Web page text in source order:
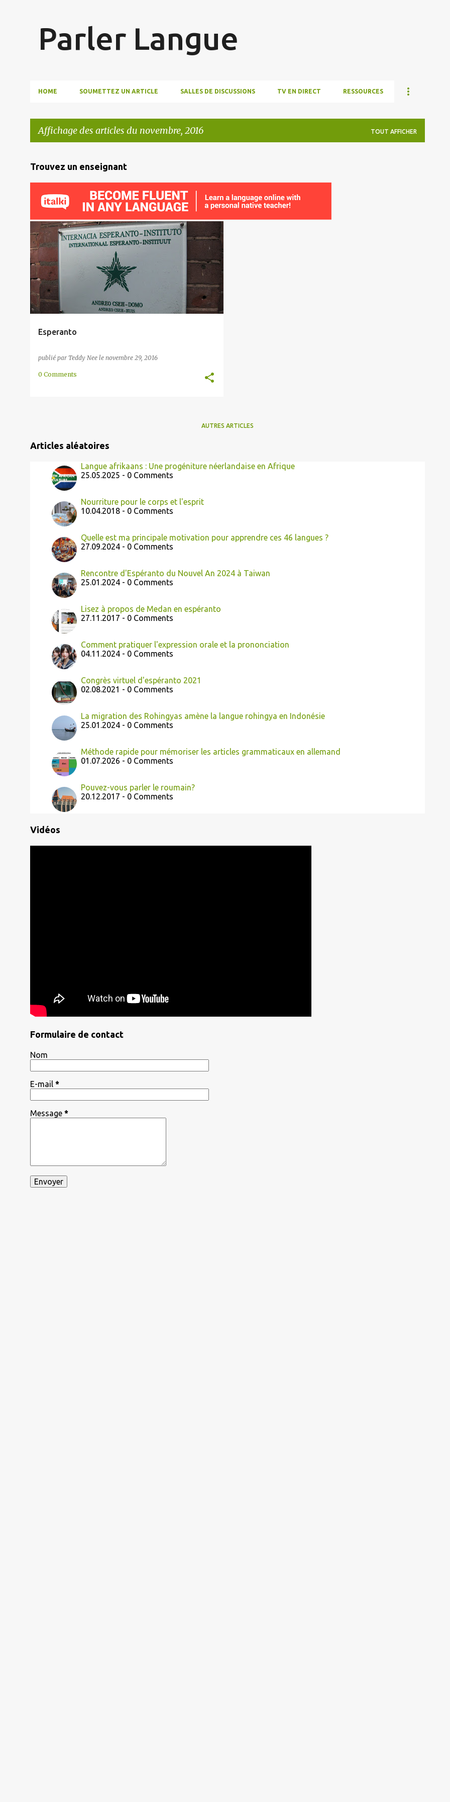
Parler Langue
HOME SOUMETTEZ UN ARTICLE SALLES DE DISCUSSIONS TV EN DIRECT RESSOURCES
Affichage des articles du novembre, 2016 TOUT AFFICHER
A
r
c
l
e
s
Trouvez un enseignant
Esperanto
publié par Teddy Nee le novembre 29, 2016
ARTIFICIELLE ESPÉRANTO INTERNATIONALE
LANGUE POLOGNE
0 Comments
AUTRES ARTICLES
Articles aléatoires
Langue afrikaans : Une progéniture néerlandaise en Afrique
25.05.2025 - 0 Comments
Nourriture pour le corps et l'esprit
10.04.2018 - 0 Comments
Quelle est ma principale motivation pour apprendre ces 46 langues ?
27.09.2024 - 0 Comments
Rencontre d'Espéranto du Nouvel An 2024 à Taiwan
25.01.2024 - 0 Comments
Lisez à propos de Medan en espéranto
27.11.2017 - 0 Comments
Comment pratiquer l'expression orale et la prononciation
04.11.2024 - 0 Comments
Congrès virtuel d'espéranto 2021
02.08.2021 - 0 Comments
La migration des Rohingyas amène la langue rohingya en Indonésie
25.01.2024 - 0 Comments
Méthode rapide pour mémoriser les articles grammaticaux en allemand
01.07.2026 - 0 Comments
Pouvez-vous parler le roumain?
20.12.2017 - 0 Comments
Vidéos
Formulaire de contact
Nom
E-mail *
Message *